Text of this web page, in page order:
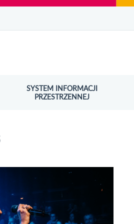
SYSTEM INFORMACJI
PRZESTRZENNEJ
OTWORZY SIĘ W NOWYM OKNIE